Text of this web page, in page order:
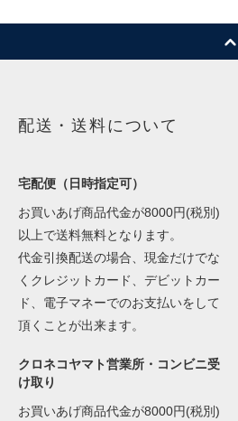
配送・送料について
宅配便（日時指定可）
お買いあげ商品代金が8000円(税別)
以上で送料無料となります。
代金引換配送の場合、現金だけでな
くクレジットカード、デビットカー
ド、電子マネーでのお支払いをして
頂くことが出来ます。
クロネコヤマト営業所・コンビニ受
け取り
お買いあげ商品代金が8000円(税別)